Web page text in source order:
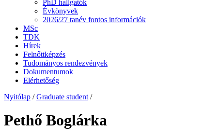
PhD hallgatók
Évkönyvek
2026/27 tanév fontos információk
MSc
TDK
Hírek
Felnőttképzés
Tudományos rendezvények
Dokumentumok
Elérhetőség
Nyitólap / Graduate student /
Pethő Boglárka